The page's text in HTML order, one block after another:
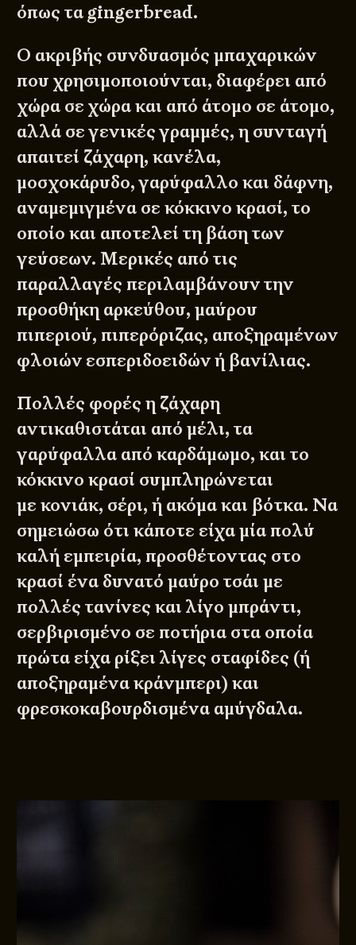
όπως τα gingerbread.
Ο ακριβής συνδυασμός μπαχαρικών
που χρησιμοποιούνται, διαφέρει από
χώρα σε χώρα και από άτομο σε άτομο,
αλλά σε γενικές γραμμές, η συνταγή
απαιτεί ζάχαρη, κανέλα,
μοσχοκάρυδο, γαρύφαλλο και δάφνη,
αναμεμιγμένα σε κόκκινο κρασί, το
οποίο και αποτελεί τη βάση των
γεύσεων. Μερικές από τις
παραλλαγές περιλαμβάνουν την
προσθήκη αρκεύθου, μαύρου
πιπεριού, πιπερόριζας, αποξηραμένων
φλοιών εσπεριδοειδών ή βανίλιας.
Πολλές φορές η ζάχαρη
αντικαθιστάται από μέλι, τα
γαρύφαλλα απόκαρδάμωμο, και το
κόκκινο κρασί συμπληρώνεται
με κονιάκ, σέρι, ή ακόμα και βότκα. Να
σημειώσω ότι κάποτε είχα μία πολύ
καλή εμπειρία, προσθέτοντας στο
κρασί ένα δυνατό μαύρο τσάι με
πολλές τανίνες και λίγο μπράντι,
σερβιρισμένο σε ποτήρια στα οποία
πρώτα είχα ρίξει λίγες σταφίδες (ή
αποξηραμένα κράνμπερι) και
φρεσκοκαβουρδισμένα αμύγδαλα.